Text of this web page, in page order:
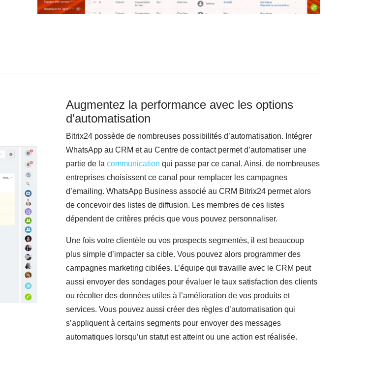
Augmentez la performance avec les options
d’automatisation
Bitrix24 possède de nombreuses possibilités d’automatisation. Intégrer
WhatsApp au CRM et au Centre de contact permet d’automatiser une
partie de la communication qui passe par ce canal. Ainsi, de nombreuses
entreprises choisissent ce canal pour remplacer les campagnes
d’emailing. WhatsApp Business associé au CRM Bitrix24 permet alors
de concevoir des listes de diffusion. Les membres de ces listes
dépendent de critères précis que vous pouvez personnaliser.
Une fois votre clientèle ou vos prospects segmentés, il est beaucoup
plus simple d’impacter sa cible. Vous pouvez alors programmer des
campagnes marketing ciblées. L’équipe qui travaille avec le CRM peut
aussi envoyer des sondages pour évaluer le taux satisfaction des clients
ou récolter des données utiles à l’amélioration de vos produits et
services. Vous pouvez aussi créer des règles d’automatisation qui
s’appliquent à certains segments pour envoyer des messages
automatiques lorsqu’un statut est atteint ou une action est réalisée.